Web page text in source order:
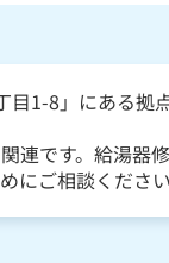
1-8」にある拠
連です。給湯器
にご相談ください